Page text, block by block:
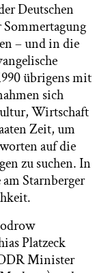
Deutschen
– und in die
übrigens mit
sich
Wirtschaft
Zeit, um
auf die
zu suchen. In
Starnberger
Platzeck
Minister